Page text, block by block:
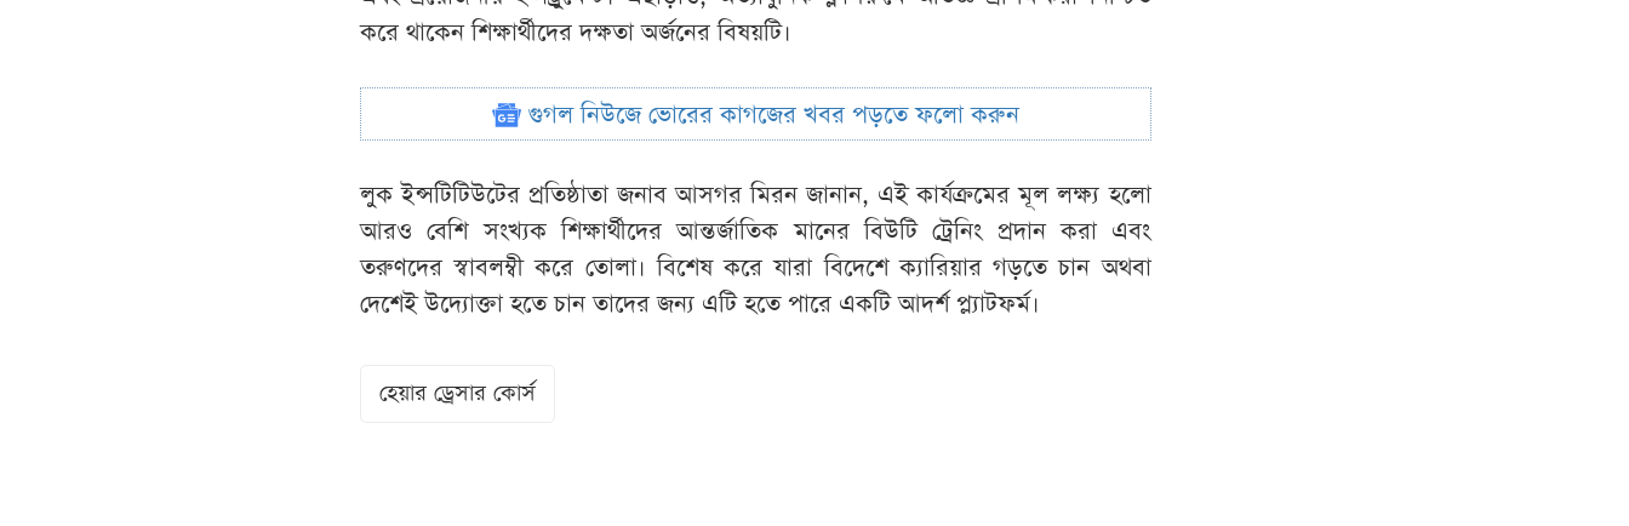
করে থাকেন শিক্ষার্থীদের দক্ষতা অর্জনের বিষয়টি।
গুগল নিউজে ভোরের কাগজের খবর পড়তে ফলো করুন
লুক ইন্সটিটিউটের প্রতিষ্ঠাতা জনাব আসগর মিরন জানান, এই কার্যক্রমের মূল লক্ষ্য হলো
আরও বেশি সংখ্যক শিক্ষার্থীদের আন্তর্জাতিক মানের বিউটি ট্রেনিং প্রদান করা এবং
তরুণদের স্বাবলম্বী করে তোলা। বিশেষ করে যারা বিদেশে ক্যারিয়ার গড়তে চান অথবা
দেশেই উদ্যোক্তা হতে চান তাদের জন্য এটি হতে পারে একটি আদর্শ প্ল্যাটফর্ম।
হেয়ার ড্রেসার কোর্স